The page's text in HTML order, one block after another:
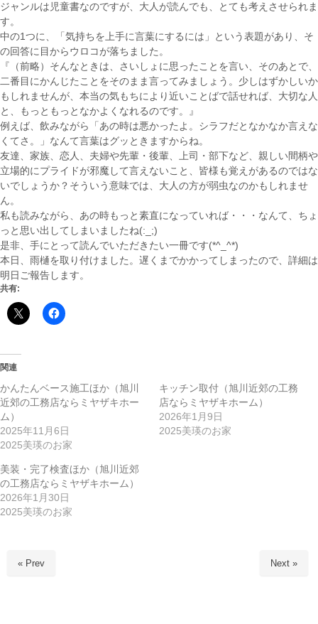
ジャンルは児童書なのですが、大人が読んでも、とても考えさせられま
す。
中の1つに、「気持ちを上手に言葉にするには」という表題があり、そ
の回答に目からウロコが落ちました。
『（前略）そんなときは、さいしょに思ったことを言い、そのあとで、
二番目にかんじたことをそのまま言ってみましょう。少しはずかしいか
もしれませんが、本当の気もちにより近いことばで話せれば、大切な人
と、もっともっとなかよくなれるのです。』
例えば、飲みながら「あの時は悪かったよ。シラフだとなかなか言えな
くてさ。」なんて言葉はグッときますからね。
友達、家族、恋人、夫婦や先輩・後輩、上司・部下など、親しい間柄や
立場的にプライドが邪魔して言えないこと、皆様も覚えがあるのではな
いでしょうか？そういう意味では、大人の方が弱虫なのかもしれませ
ん。
私も読みながら、あの時もっと素直になっていれば・・・なんて、ちょ
っと思い出してしまいましたね(:_;)
是非、手にとって読んでいただきたい一冊です(*^_^*)
本日、雨樋を取り付けました。遅くまでかかってしまったので、詳細は
明日ご報告します。
共有:
関連
かんたんベース施工ほか（旭川
近郊の工務店ならミヤザキホー
ム）
2025年11月6日
2025美瑛のお家
キッチン取付（旭川近郊の工務
店ならミヤザキホーム）
2026年1月9日
2025美瑛のお家
美装・完了検査ほか（旭川近郊
の工務店ならミヤザキホーム）
2026年1月30日
2025美瑛のお家
« Prev Next »